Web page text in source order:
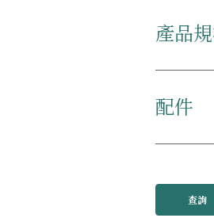
產品
配件
查詢